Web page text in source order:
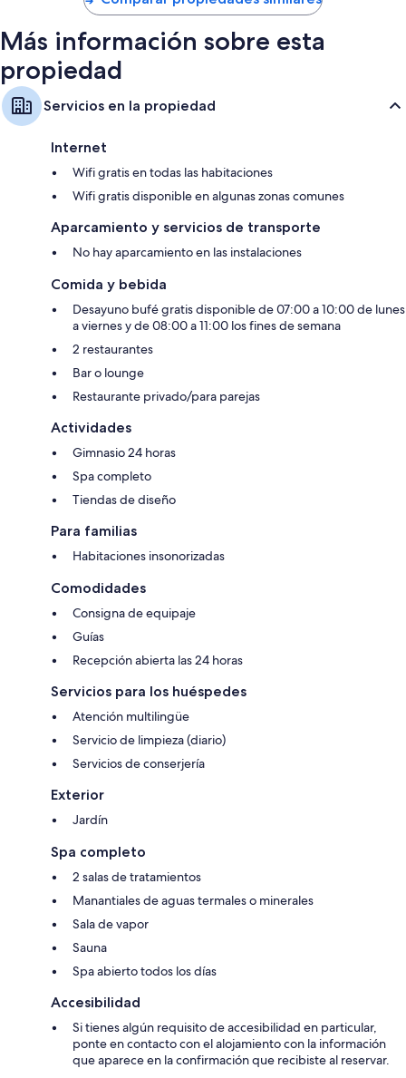
Más información sobre esta
propiedad
Servicios en la propiedad
Internet
Wifi gratis en todas las habitaciones
Wifi gratis disponible en algunas zonas comunes
Aparcamiento y servicios de transporte
No hay aparcamiento en las instalaciones
Comida y bebida
Desayuno bufé gratis disponible de 07:00 a 10:00 de lunes
a viernes y de 08:00 a 11:00 los fines de semana
2 restaurantes
Bar o lounge
Restaurante privado/para parejas
Actividades
Gimnasio 24 horas
Spa completo
Tiendas de diseño
Para familias
Habitaciones insonorizadas
Comodidades
Consigna de equipaje
Guías
Recepción abierta las 24 horas
Servicios para los huéspedes
Atención multilingüe
Servicio de limpieza (diario)
Servicios de conserjería
Exterior
Jardín
Spa completo
2 salas de tratamientos
Manantiales de aguas termales o minerales
Sala de vapor
Sauna
Spa abierto todos los días
Accesibilidad
Si tienes algún requisito de accesibilidad en particular,
ponte en contacto con el alojamiento con la información
que aparece en la confirmación que recibiste al reservar.